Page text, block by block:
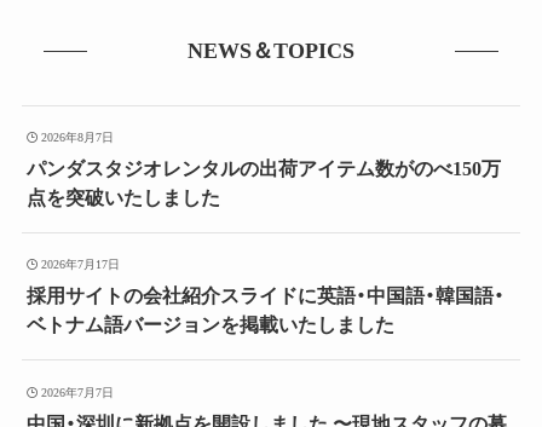
NEWS＆TOPICS
2026年8月7日
パンダスタジオレンタルの出荷アイテム数がのべ150万
点を突破いたしました
2026年7月17日
採用サイトの会社紹介スライドに英語・中国語・韓国語・
ベトナム語バージョンを掲載いたしました
2026年7月7日